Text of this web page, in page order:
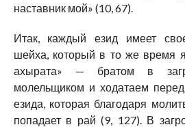
наставник мой» (10, 67).
Итак, каждый езид имеет
шейха, который в то же время
ахырата» — братом в
молельщиком и ходатаем
езида, которая благодаря
попадает в рай (9, 127). В